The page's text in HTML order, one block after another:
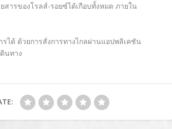
สารของโรลส์-รอยซ์ได้เกือบทั้งหมด ภายใน
ได้ ด้วยการสั่งการทางไกลผ่านแอปพลิเคชัน
นทาง